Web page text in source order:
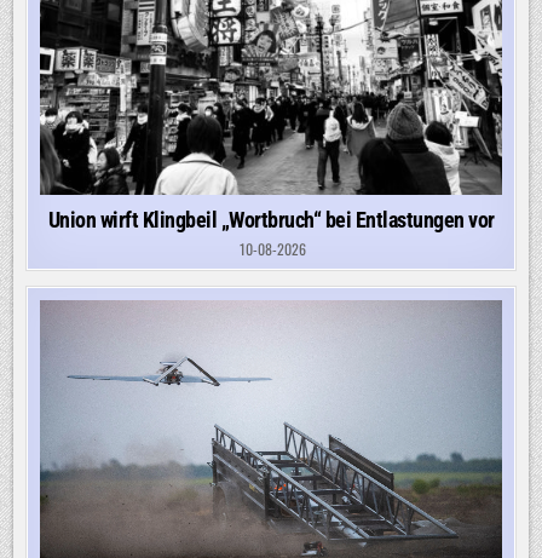
Union wirft Klingbeil „Wortbruch“ bei Entlastungen vor
10-08-2026